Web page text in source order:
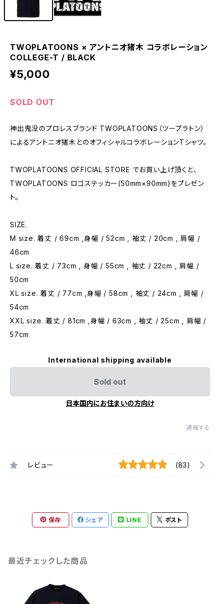
TWOPLATOONS × アントニオ猪木 コラボレーション
COLLEGE-T / BLACK
¥5,000
SOLD OUT
神出鬼没のプロレスブランド TWOPLATOONS（ツープラトン）
によるアントニオ猪木とのオフィシャルコラボレーションTシャツ。
TWOPLATOONS OFFICIAL STORE でお買い上げ頂くと、
TWOPLATOONS ロゴステッカー(50mm×90mm)をプレゼン
ト。
SIZE.
M size. 着丈 / 69cm ,身幅 / 52cm , 袖丈 / 20cm , 肩幅 /
46cm
L size. 着丈 / 73cm , 身幅 / 55cm , 袖丈 / 22cm , 肩幅 /
50cm
XL size. 着丈 / 77cm ,身幅 / 58cm , 袖丈 / 24cm , 肩幅 /
54cm
XXL size. 着丈 / 81cm ,身幅 / 63cm , 袖丈 / 25cm , 肩幅 /
57cm
International shipping available
Sold out
日本国内にお住まいの方向け
通報する
レビュー (83)
保存 シェア LINE ポスト
最近チェックした商品